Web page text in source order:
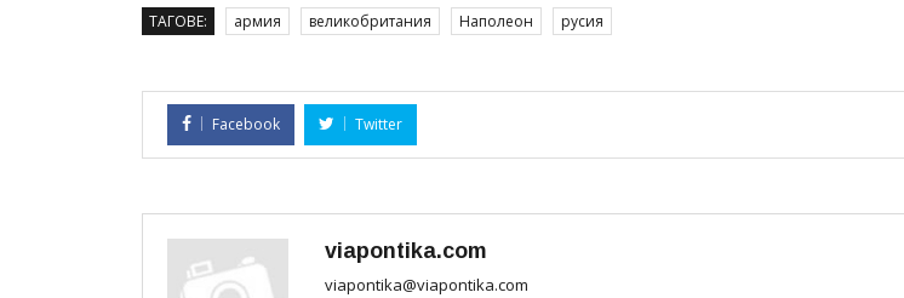
ТАГОВЕ: армия великобритания Наполеон русия
Facebook Twitter
viapontika.com
viapontika@viapontika.com